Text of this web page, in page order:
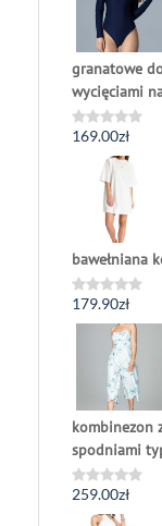
granatowe
wycięciami
Oceniono
169.00zł
bawełniana
Oceniono
0
179.90zł
kombinezon
spodniami
Oceniono
259.00zł